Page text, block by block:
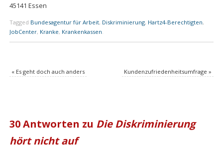
45141 Essen
Tagged Bundesagentur für Arbeit, Diskriminierung, Hartz4-Berechtigten,
JobCenter, Kranke, Krankenkassen
«Es geht doch auch anders Kundenzufriedenheitsumfrage»
30 Antworten zu Die Diskriminierung
hört nicht auf